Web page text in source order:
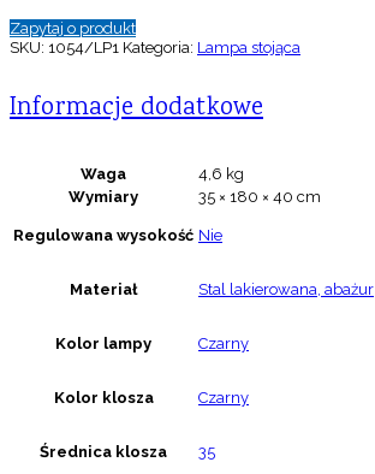
Zapytaj o produkt
SKU: 1054/LP1 Kategoria: Lampa stojąca
Informacje dodatkowe
Waga
4,6 kg
Wymiary
35 × 180 × 40 cm
Regulowana wysokość Nie
Materiał Stal lakierowana, abażur
Kolor lampy Czarny
Kolor klosza Czarny
Średnica klosza 35